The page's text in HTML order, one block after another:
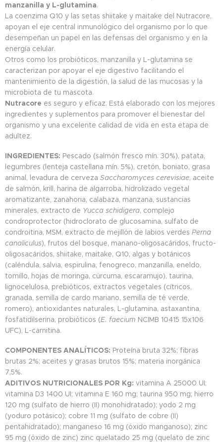
manzanilla y L-glutamina.
La coenzima Q10 y las setas shiitake y maitake del Nutracore,
apoyan el eje central inmunológico del organismo por lo que
desempeñan un papel en las defensas del organismo y en la
energía celular.
Otros como los probióticos, manzanilla y L-glutamina se
caracterizan por apoyar el eje digestivo facilitando el
mantenimiento de la digestión, la salud de las mucosas y la
microbiota de tu mascota.
Nutracore es seguro y eficaz. Está elaborado con los mejores
ingredientes y suplementos para promover el bienestar del
organismo y una excelente calidad de vida en esta etapa de
adultez.
INGREDIENTES: Pescado (salmón fresco mín. 30%), patata,
legumbres (lenteja castellana mín. 5%), cretón, boniato, grasa
animal, levadura de cerveza Saccharomyces cerevisiae, aceite
de salmón, krill, harina de algarroba, hidrolizado vegetal
aromatizante, zanahoria, calabaza, manzana, sustancias
minerales, extracto de Yucca schidigera, complejo
condroprotector (hidroclorato de glucosamina, sulfato de
condroitina, MSM, extracto de mejillón de labios verdes Perna
canaliculus), frutos del bosque, manano-oligosacáridos, fructo-
oligosacáridos, shiitake, maitake, Q10, algas y botánicos
(caléndula, salvia, espirulina, fenogreco, manzanilla, eneldo,
tomillo, hojas de moringa, cúrcuma, escaramujo), taurina,
lignocelulosa, prebióticos, extractos vegetales (cítricos,
granada, semilla de cardo mariano, semilla de té verde,
romero), antioxidantes naturales, L-glutamina, astaxantina,
fosfatidilserina, probióticos (E. faecium NCIMB 10415 15x106
UFC), L-carnitina.
COMPONENTES ANALÍTICOS: Proteína bruta 32%; fibras
brutas 2%; aceites y grasas brutos 15%; materia inorgánica
7,5%.
ADITIVOS NUTRICIONALES POR Kg: vitamina A 25000 UI;
vitamina D3 1400 UI; vitamina E 160 mg; taurina 950 mg; hierro
120 mg (sulfato de hierro (II) monohidratado); yodo 2 mg
(yoduro potásico); cobre 11 mg (sulfato de cobre (II)
pentahidratado); manganeso 16 mg (óxido manganoso); zinc
95 mg (óxido de zinc) zinc quelatado 25 mg (quelato de zinc